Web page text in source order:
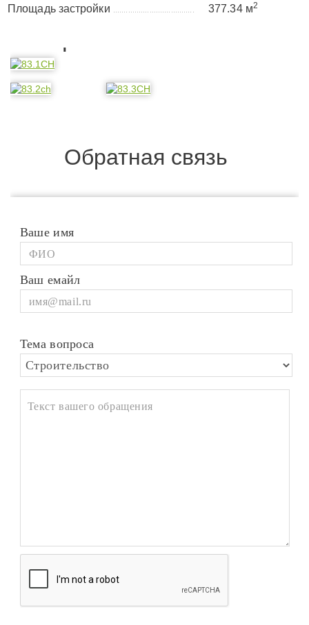
Площадь застройки 377.34 м2
Обратная связь
Ваше имя
Ваш емайл
Тема вопроса